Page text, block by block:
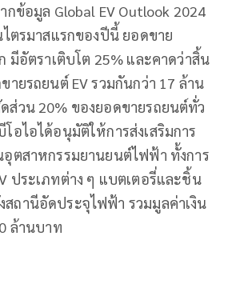
กข้อมูล Global EV Outlook 2024
ไตรมาสแรกของปีนี้ ยอดขาย
มีอัตราเติบโต 25% และคาดว่าสิ้น
ายรถยนต์ EV รวมกันกว่า 17 ล้าน
ส่วน 20% ของยอดขายรถยนต์ทั่ว
อไอได้อนุมัติให้การส่งเสริมการ
อุตสาหกรรมยานยนต์ไฟฟ้า ทั้งการ
ประเภทต่าง ๆ แบตเตอรี่และชิ้น
ถานีอัดประจุไฟฟ้า รวมมูลค่าเงิน
ล้านบาท